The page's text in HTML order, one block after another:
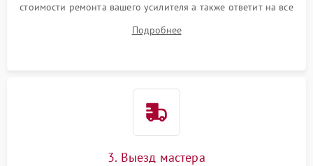
стоимости ремонта вашего усилителя а также ответит на все
Подробнее
3. Выезд мастера